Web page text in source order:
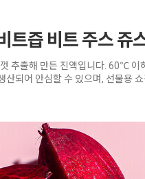
트즙 비트 주스 쥬
출해 만든 진액입니다. 60℃ 이
산되어 안심할 수 있으며, 선물용